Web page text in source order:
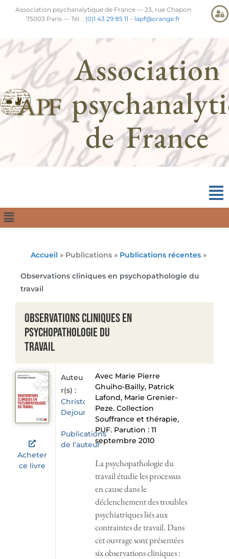
Association psychanalytique de France — 23, rue Chapon
75003 Paris — Tél. : (0)1 43 29 85 11 – lapf@orange.fr
Association
de France
Accueil » Publications » Publications récentes »
Observations cliniques en psychopathologie du
travail
Observations cliniques en
psychopathologie du
travail
Acheter
ce livre
Auteu
r(s) :
Christophe
Dejours
Publications
de l'auteur
Avec Marie Pierre
Ghuiho-Bailly, Patrick
Lafond, Marie Grenier-
Peze. Collection
Souffrance et thérapie,
PUF. Parution : 11
septembre 2010
La psychopathologie du
travail étudie les processus
en cause dans le
déclenchement des troubles
psychiatriques liés aux
contraintes de travail. Dans
cet ouvrage sont présentées
six observations cliniques :